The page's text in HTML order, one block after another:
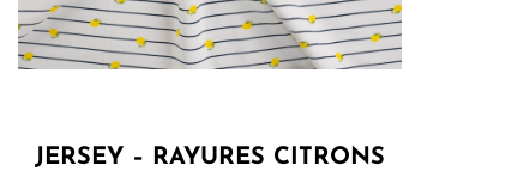
JERSEY – RAYURES CITRONS